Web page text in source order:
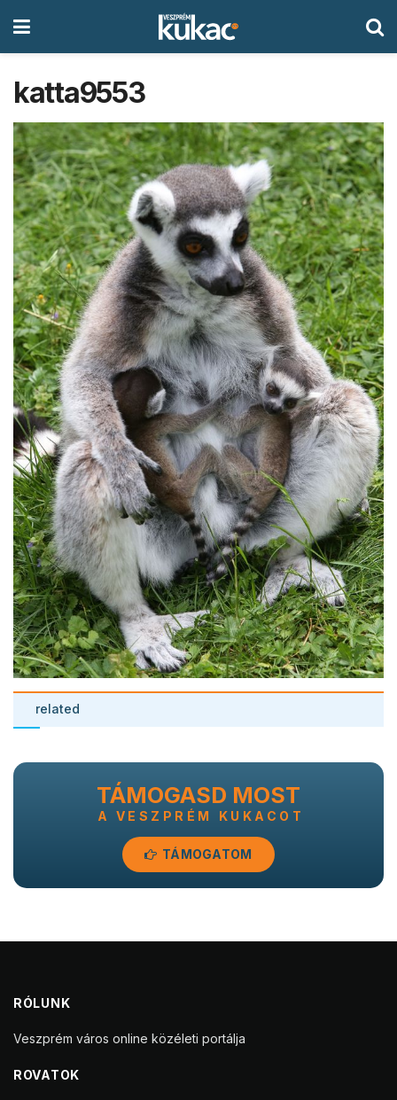
katta9553
related
TÁMOGASD MOST
A VESZPRÉM KUKACOT
TÁMOGATOM
RÓLUNK
Veszprém város online közéleti portálja
ROVATOK